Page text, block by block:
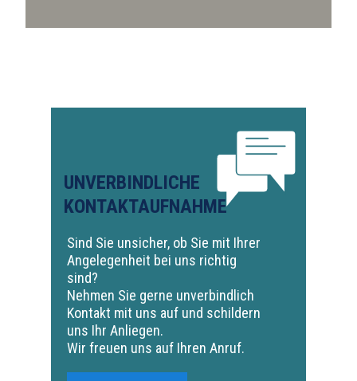
UNVERBINDLICHE
KONTAKTAUFNAHME
Sind Sie unsicher, ob Sie mit Ihrer
Angelegenheit bei uns richtig
sind?
Nehmen Sie gerne unverbindlich
Kontakt mit uns auf und schildern
uns Ihr Anliegen.
Wir freuen uns auf Ihren Anruf.